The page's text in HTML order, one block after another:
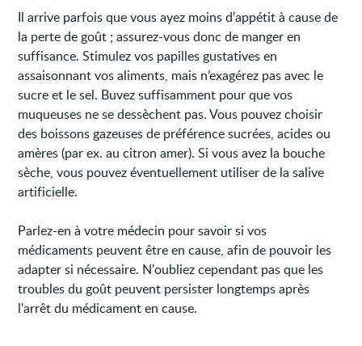
Il arrive parfois que vous ayez moins d'appétit à cause de
la perte de goût ; assurez-vous donc de manger en
suffisance. Stimulez vos papilles gustatives en
assaisonnant vos aliments, mais n’exagérez pas avec le
sucre et le sel. Buvez suffisamment pour que vos
muqueuses ne se dessèchent pas. Vous pouvez choisir
des boissons gazeuses de préférence sucrées, acides ou
amères (par ex. au citron amer). Si vous avez la bouche
sèche, vous pouvez éventuellement utiliser de la salive
artificielle.
Parlez-en à votre médecin pour savoir si vos
médicaments peuvent être en cause, afin de pouvoir les
adapter si nécessaire. N'oubliez cependant pas que les
troubles du goût peuvent persister longtemps après
l'arrêt du médicament en cause.